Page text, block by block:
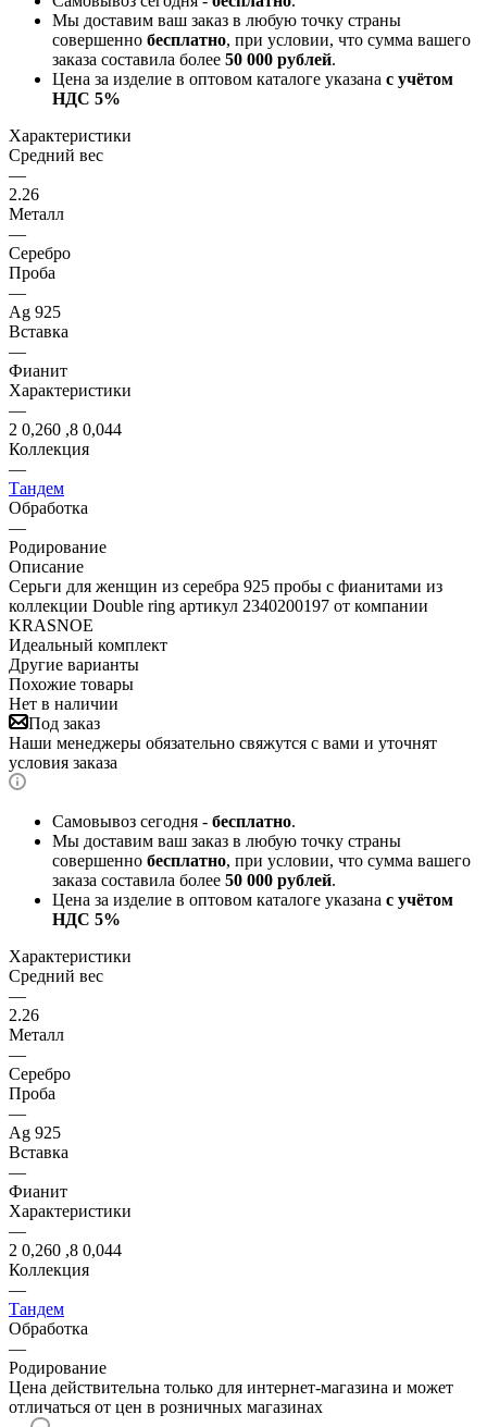
Мы доставим ваш заказ в любую точку страны
совершенно бесплатно, при условии, что сумма вашего
заказа составила более 50 000 рублей.
Цена за изделие в оптовом каталоге указана с учётом
НДС 5%
Характеристики
Средний вес
—
2.26
Металл
—
Серебро
Проба
—
Ag 925
Вставка
—
Фианит
Характеристики
—
2 0,260 ,8 0,044
Коллекция
—
Тандем
Обработка
—
Родирование
Описание
Серьги для женщин из серебра 925 пробы с фианитами из
коллекции Double ring артикул 2340200197 от компании
KRASNOE
Идеальный комплект
Другие варианты
Похожие товары
Нет в наличии
Под заказ
Наши менеджеры обязательно свяжутся с вами и уточнят
условия заказа
Самовывоз сегодня - бесплатно.
Мы доставим ваш заказ в любую точку страны
совершенно бесплатно, при условии, что сумма вашего
заказа составила более 50 000 рублей.
Цена за изделие в оптовом каталоге указана с учётом
НДС 5%
Характеристики
Средний вес
—
2.26
Металл
—
Серебро
Проба
—
Ag 925
Вставка
—
Фианит
Характеристики
—
2 0,260 ,8 0,044
Коллекция
—
Тандем
Обработка
—
Родирование
Цена действительна только для интернет-магазина и может
отличаться от цен в розничных магазинах